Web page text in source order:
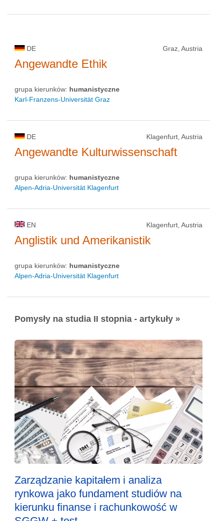
DE Graz, Austria
Angewandte Ethik
grupa kierunków: humanistyczne
Karl-Franzens-Universität Graz
DE Klagenfurt, Austria
Angewandte Kulturwissenschaft
grupa kierunków: humanistyczne
Alpen-Adria-Universität Klagenfurt
EN Klagenfurt, Austria
Anglistik und Amerikanistik
grupa kierunków: humanistyczne
Alpen-Adria-Universität Klagenfurt
Pomysły na studia II stopnia - artykuły »
Zarządzanie kapitałem i analiza
rynkowa jako fundament studiów na
kierunku finanse i rachunkowość w